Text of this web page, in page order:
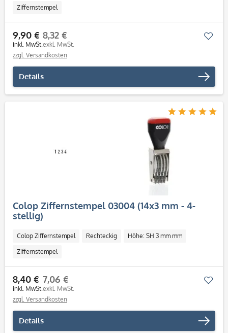
Ziffernstempel
9,90 €
inkl. MwSt.
8,32 €
exkl. MwSt.
zzgl. Versandkosten
Details
Colop Ziffernstempel 03004 (14x3 mm - 4-
stellig)
Colop Ziffernstempel Rechteckig Höhe: SH 3 mm mm
Ziffernstempel
8,40 €
inkl. MwSt.
7,06 €
exkl. MwSt.
zzgl. Versandkosten
Details